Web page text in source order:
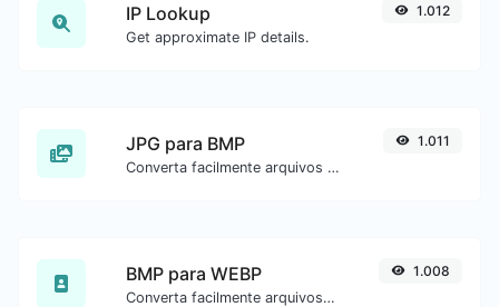
IP Lookup
Get approximate IP details.
1.012
JPG para BMP
Converta facilmente arquivos de imagem JPG para BMP.
1.011
BMP para WEBP
Converta facilmente arquivos de imagem BMP para WEBP.
1.008